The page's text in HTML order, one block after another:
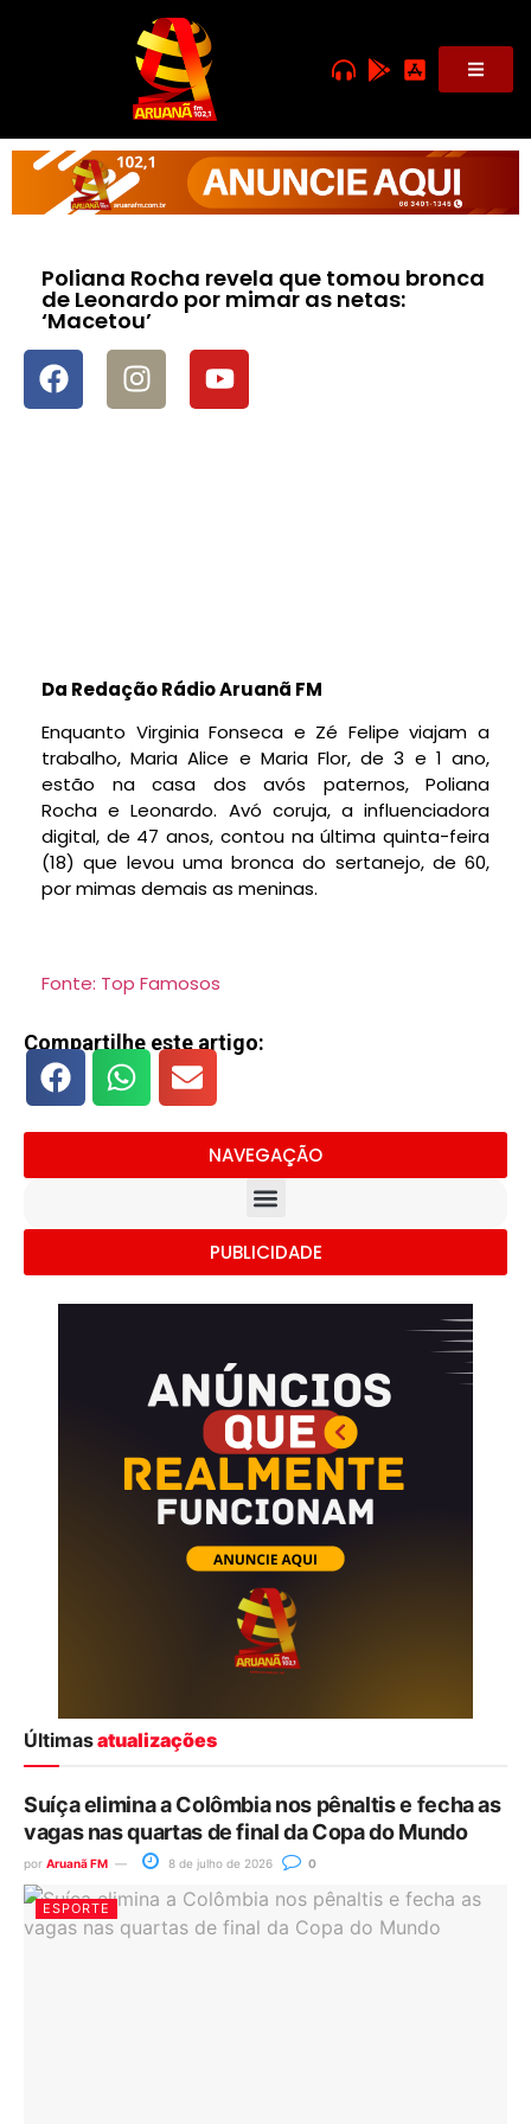
Poliana Rocha revela que tomou bronca
de Leonardo por mimar as netas:
‘Macetou’
Da Redação Rádio Aruanã FM
Enquanto Virginia Fonseca e Zé Felipe viajam a
trabalho, Maria Alice e Maria Flor, de 3 e 1 ano,
estão na casa dos avós paternos, Poliana
Rocha e Leonardo. Avó coruja, a influenciadora
digital, de 47 anos, contou na última quinta-feira
(18) que levou uma bronca do sertanejo, de 60,
por mimas demais as meninas.
Fonte: Top Famosos
Compartilhe este artigo:
NAVEGAÇÃO
PUBLICIDADE
Últimasatualizações
Suíça elimina a Colômbia nos pênaltis e fecha as
vagas nas quartas de final da Copa do Mundo
por Aruanã FM 8 de julho de 2026 0
ESPORTE